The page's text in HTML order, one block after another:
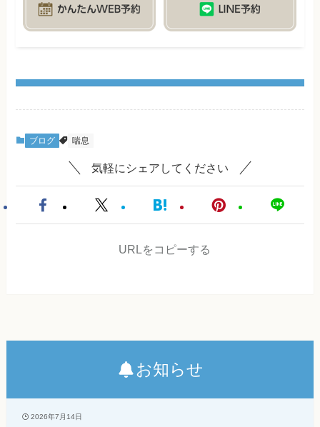
ブログ 喘息
気軽にシェアしてください
URLをコピーする
お知らせ
2026年7月14日